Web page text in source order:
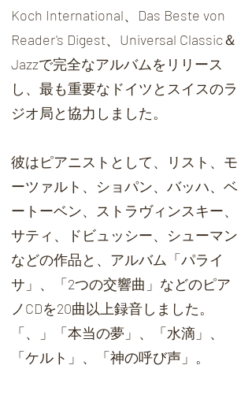
Koch International、Das Beste von
Reader's Digest、Universal Classic＆
Jazzで完全なアルバムをリリース
し、最も重要なドイツとスイスのラ
ジオ局と協力しました。
彼はピアニストとして、リスト、モ
ーツァルト、ショパン、バッハ、ベ
ートーベン、ストラヴィンスキー、
サティ、ドビュッシー、シューマン
などの作品と、アルバム「パライ
サ」、「2つの交響曲」などのピア
ノCDを20曲以上録音しました。
「、」「本当の夢」、「水滴」、
「ケルト」、「神の呼び声」。